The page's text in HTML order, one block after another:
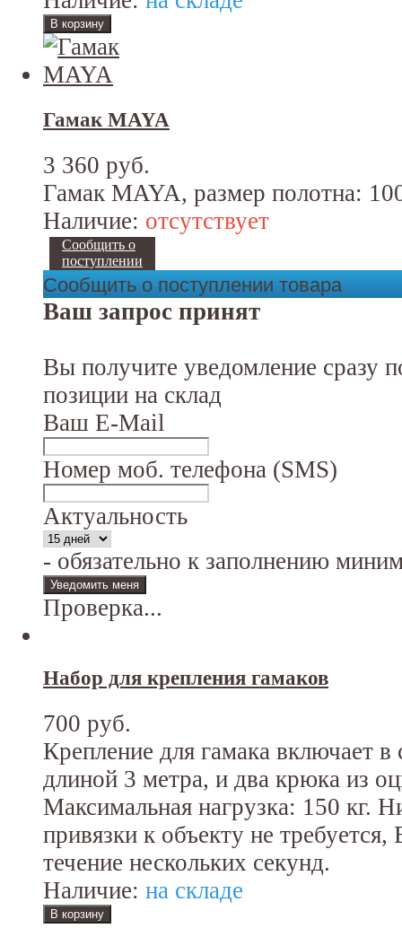
Гамак MAYA
3 360 руб.
Гамак MAYA, размер полотна:
Наличие: отсутствует
Сообщить о
поступлении
Сообщить о поступлении товара
Ваш запрос принят
Вы получите уведомление сразу
позиции на склад
Ваш E-Mail
Номер моб. телефона (SMS)
Актуальность
- обязательно к заполнению
Проверка...
Набор для крепления гамаков
700 руб.
Крепление для гамака включает
длиной 3 метра, и два крюка из
Максимальная нагрузка: 150 кг.
привязки к объекту не
течение нескольких секунд.
Наличие: на складе